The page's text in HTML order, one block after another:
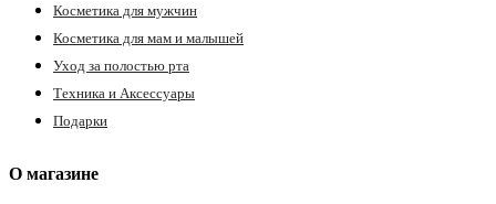
Косметика для мужчин
Косметика для мам и малышей
Уход за полостью рта
Техника и Аксессуары
Подарки
О магазине